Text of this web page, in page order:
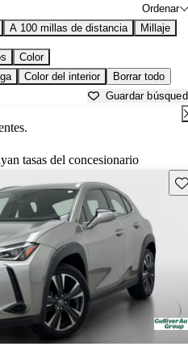
Ordenar
A 100 millas de distancia Millaje
Color
Color del interior Borrar todo
Guardar
tasas del concesionario